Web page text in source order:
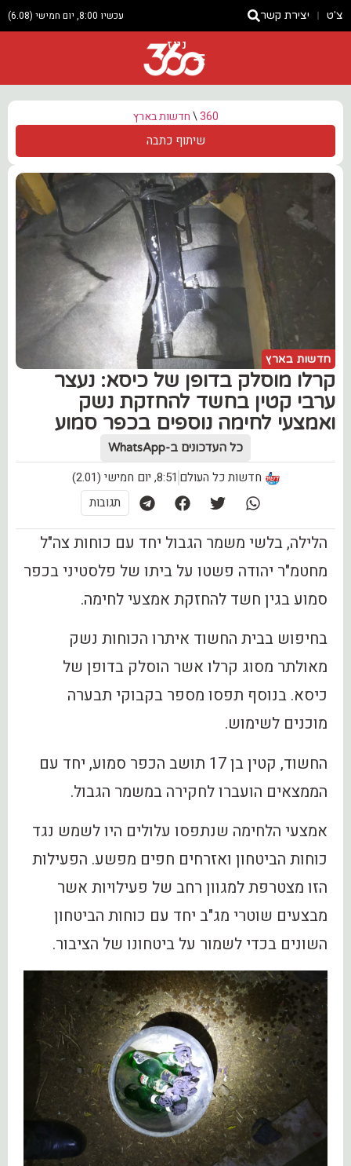
צ'ט יצירת קשר עכשיו 8:00, יום חמישי (6.08)
ניוז
360
\חדשות בארץ
שיתוף כתבה
חדשות בארץ
קרלו מוסלק בדופן של כיסא: נעצר
ערבי קטין בחשד להחזקת נשק
ואמצעי לחימה נוספים בכפר סמוע
כל העדכונים ב-WhatsApp
חדשות כל העולם 8:51, יום חמישי (2.01)
תגובות
הלילה, בלשי משמר הגבול יחד עם כוחות צה"ל
מחטמ"ר יהודה פשטו על ביתו של פלסטיני בכפר
סמוע בגין חשד להחזקת אמצעי לחימה.
בחיפוש בבית החשוד איתרו הכוחות נשק
מאולתר מסוג קרלו אשר הוסלק בדופן של
כיסא. בנוסף תפסו מספר בקבוקי תבערה
מוכנים לשימוש.
החשוד, קטין בן 17 תושב הכפר סמוע, יחד עם
הממצאים הועברו לחקירה במשמר הגבול.
אמצעי הלחימה שנתפסו עלולים היו לשמש נגד
כוחות הביטחון ואזרחים חפים מפשע. הפעילות
הזו מצטרפת למגוון רחב של פעילויות אשר
מבצעים שוטרי מג"ב יחד עם כוחות הביטחון
השונים בכדי לשמור על ביטחונו של הציבור.